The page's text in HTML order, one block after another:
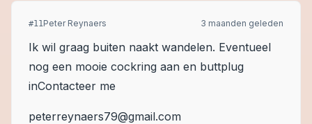
#11Peter Reynaers 3 maanden geleden
Ik wil graag buiten naakt wandelen. Eventueel
nog een mooie cockring aan en buttplug
inContacteer me
peterreynaers79@gmail.com